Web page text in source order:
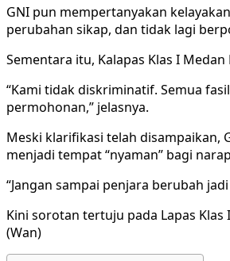
GNI pun mempertanyakan
perubahan sikap, dan tidak lagi
Sementara itu, Kalapas Klas I
“Kami tidak diskriminatif. Semua
permohonan,” jelasnya.
Meski klarifikasi telah disampaikan,
menjadi tempat “nyaman” bagi
“Jangan sampai penjara berubah
Kini sorotan tertuju pada Lapas
(Wan)